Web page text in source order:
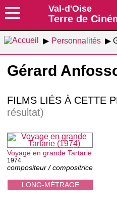
Val-d'Oise
Terre de
Personnalités
Gérard
FILMS LIÉS À CETTE
résultat)
LONG-MÉTRAGE
Voyage en grande Tartarie
1974
compositeur / compositrice